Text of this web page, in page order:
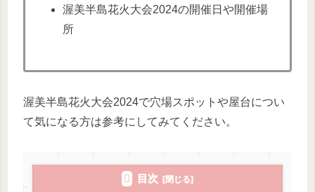
渥美半島花火大会2024の開催日や開催場
所
渥美半島花火大会2024で穴場スポットや屋台につい
て気になる方は参考にしてみてください。
目次